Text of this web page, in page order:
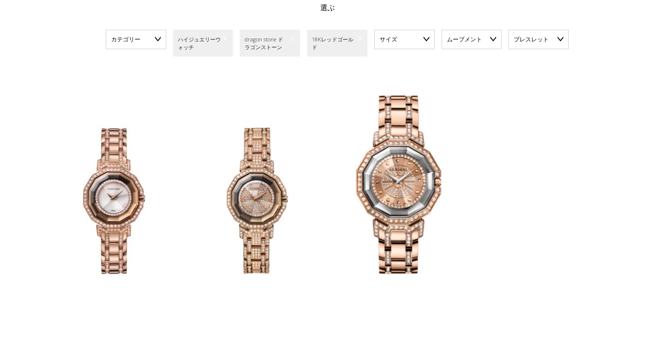
選ぶ
カテゴリー
ハイジュエリーウ
ォッチ
dragon stone ド
ラゴンストーン
18Kレッドゴール
ド
サイズ ムーブメント ブレスレット